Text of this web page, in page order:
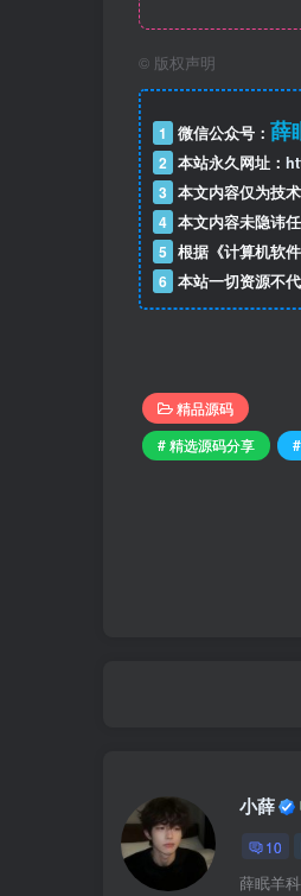
© 版权声明
1 微信公众号： 薛
2 本站永久网址：
3 本文内容仅为技
4 本文内容未隐讳
5 根据《计算机软
6 本站一切资源不
精品源码
# 精选源码分享
小薛
10
薛眠羊